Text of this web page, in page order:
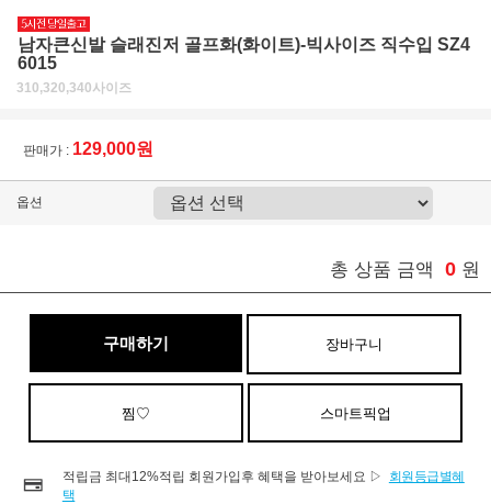
남자큰신발 슬래진저 골프화(화이트)-빅사이즈 직수입 SZ4
6015
310,320,340사이즈
판매가 : 129,000원
옵션
총 상품 금액 0 원
구매하기 장바구니
찜♡ 스마트픽업
적립금 최대12%적립 회원가입후 혜택을 받아보세요 ▷
회원등급별혜
택